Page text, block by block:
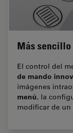
Más sencillo
El control del
de mando
imágenes
menú, la
modificar de